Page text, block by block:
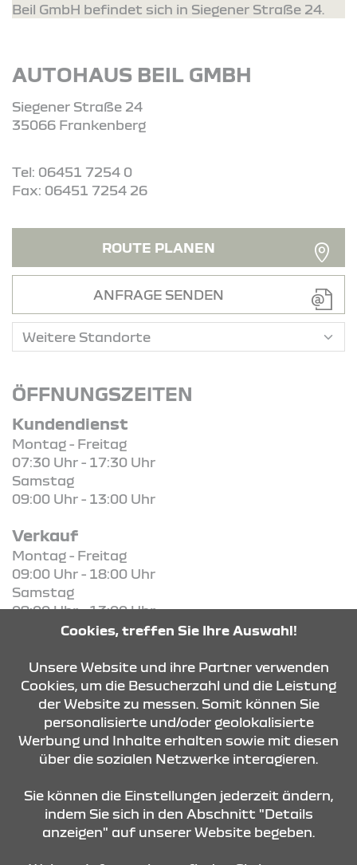
Beil GmbH befindet sich in Siegener Straße 24.
AUTOHAUS BEIL GMBH
Siegener Straße 24
35066 Frankenberg
Tel: 06451 7254 0
Fax: 06451 7254 26
ROUTE PLANEN
ANFRAGE SENDEN
ÖFFNUNGSZEITEN
Kundendienst
Montag - Freitag
07:30 Uhr - 17:30 Uhr
Samstag
09:00 Uhr - 13:00 Uhr
Verkauf
Montag - Freitag
09:00 Uhr - 18:00 Uhr
Samstag
09:00 Uhr - 13:00 Uhr
KONTAKT & ANFAHRT
ÖFFNUNGSZEITEN
STANDORTE
Cookies, treffen Sie Ihre Auswahl!
Unsere Website und ihre Partner verwenden
Cookies, um die Besucherzahl und die Leistung
der Website zu messen. Somit können Sie
personalisierte und/oder geolokalisierte
Werbung und Inhalte erhalten sowie mit diesen
über die sozialen Netzwerke interagieren.
Sie können die Einstellungen jederzeit ändern,
indem Sie sich in den Abschnitt "Details
anzeigen" auf unserer Website begeben.